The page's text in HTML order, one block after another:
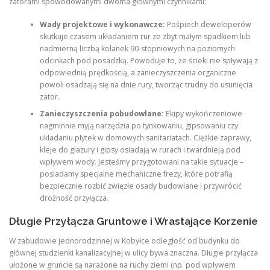
Wady projektowe i wykonawcze: Pośpiech deweloperów
skutkuje czasem układaniem rur ze zbyt małym spadkiem lub
nadmierną liczbą kolanek 90-stopniowych na poziomych
odcinkach pod posadzką. Powoduje to, że ścieki nie spływają z
odpowiednią prędkością, a zanieczyszczenia organiczne
powoli osadzają się na dnie rury, tworząc trudny do usunięcia
zator.
Zanieczyszczenia pobudowlane: Ekipy wykończeniowe
nagminnie myją narzędzia po tynkowaniu, gipsowaniu czy
układaniu płytek w domowych sanitariatach. Ciężkie zaprawy,
kleje do glazury i gipsy osiadają w rurach i twardnieją pod
wpływem wody. Jesteśmy przygotowani na takie sytuacje –
posiadamy specjalne mechaniczne frezy, które potrafią
bezpiecznie rozbić zwięzłe osady budowlane i przywrócić
drożność przyłącza.
Długie Przyłącza Gruntowe i Wrastające Korzenie
W zabudowie jednorodzinnej w Kobyłce odległość od budynku do
głównej studzienki kanalizacyjnej w ulicy bywa znaczna. Długie przyłącza
ułożone w gruncie są narażone na ruchy ziemi (np. pod wpływem